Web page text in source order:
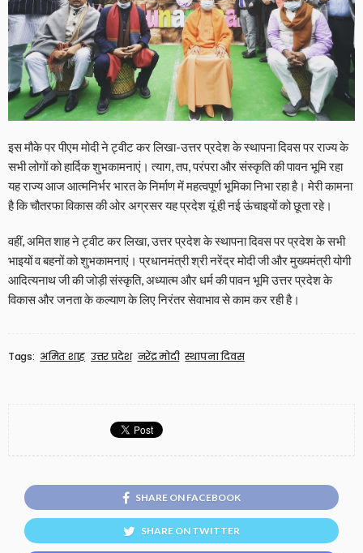
इस मौके पर पीएम मोदी ने ट्वीट कर लिखा-उत्तर प्रदेश के स्थापना दिवस पर राज्य के
सभी लोगों को हार्दिक शुभकामनाएं। त्याग, तप, परंपरा और संस्कृति की पावन भूमि रहा
यह राज्य आज आत्मनिर्भर भारत के निर्माण में महत्वपूर्ण भूमिका निभा रहा है। मेरी कामना
है कि चौतरफा विकास की ओर अग्रसर यह प्रदेश यूं ही नई ऊंचाइयों को छूता रहे।
वहीं, अमित शाह ने ट्वीट कर लिखा, उत्तर प्रदेश के स्थापना दिवस पर प्रदेश के सभी
भाइयों व बहनों को शुभकामनाएं। प्रधानमंत्री श्री नरेंद्र मोदी जी और मुख्यमंत्री योगी
आदित्यनाथ जी की जोड़ी संस्कृति, अध्यात्म और धर्म की पावन भूमि उत्तर प्रदेश के
विकास और जनता के कल्याण के लिए निरंतर सेवाभाव से काम कर रही है।
Tags: अमित शाह उत्तर प्रदेश नरेंद्र मोदी स्थापना दिवस
SHARE ON FACEBOOK
SHARE ON TWITTER